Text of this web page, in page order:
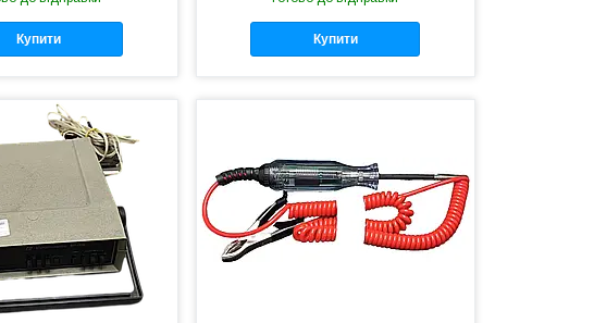
Купити Купити